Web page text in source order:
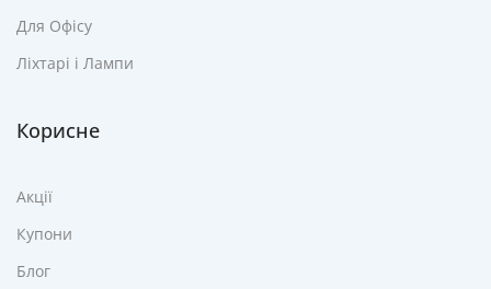
Для Офісу
Ліхтарі і Лампи
Корисне
Акції
Купони
Блог